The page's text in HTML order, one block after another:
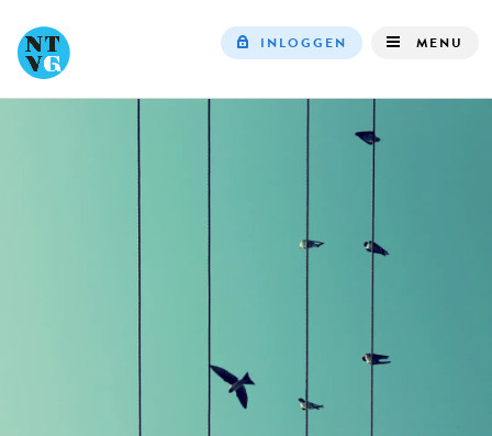
navigation
INLOGGEN MENU